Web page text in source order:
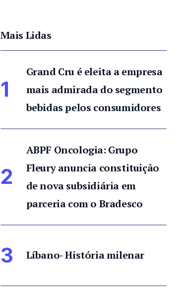
Mais Lidas
1
Grand Cru é eleita a empresa
mais admirada do segmento
bebidas pelos consumidores
2
ABPF Oncologia: Grupo
Fleury anuncia constituição
de nova subsidiária em
parceria com o Bradesco
3 Líbano- História milenar